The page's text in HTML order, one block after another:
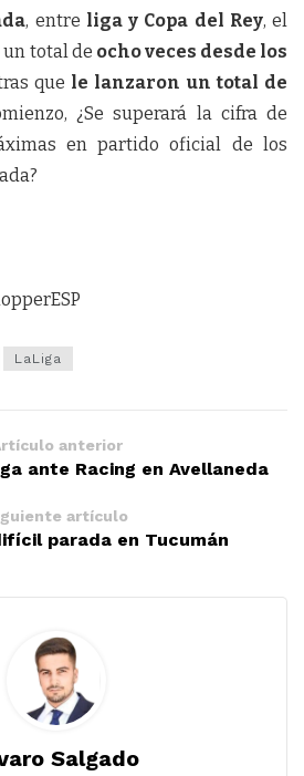
, entre liga y Copa del Rey, el
un total de ocho veces desde los
que le lanzaron un total de
¿Se superará la cifra de
en partido oficial de los
LaLiga
anterior
ante Racing en Avellaneda
artículo
parada en Tucumán
Salgado